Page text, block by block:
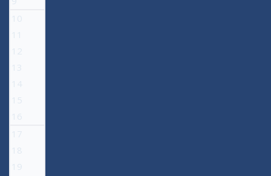
10
11
12
13
14
15
16
17
18
19